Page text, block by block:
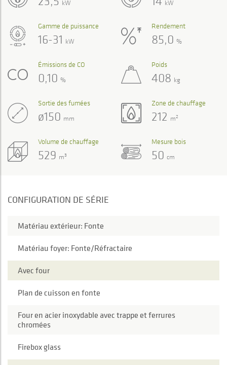
Gamme de puissance
16-31 kW
kW kW
Rendement
85,0 %
Émissions de CO
0,10 %
Volume de chauffage
529 m3
Zone de chauffage
212 m2
Poids
408 kg
Sortie des fumées
ø150 mm
Mesure bois
50 cm
CONFIGURATION DE SÉRIE
Matériau extérieur: Fonte
Matériau foyer: Fonte/Réfractaire
Avec four
Plan de cuisson en fonte
Four en acier inoxydable avec trappe et ferrures
chromées
Firebox glass